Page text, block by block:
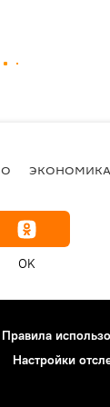
ЭКОНОМИКА
OK
Правила
Настройки